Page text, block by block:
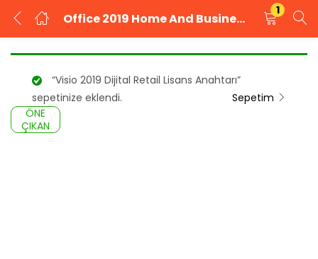
Office 2019 Home And Business Satın Al
1
GIRIŞ YAP
KAYIT OL
Kullanıcı adınızı ve şifrenizi girin.
“Visio 2019 Dijital Retail Lisans Anahtarı”
sepetinize eklendi.
Sepetim
ÖNE
ÇIKAN